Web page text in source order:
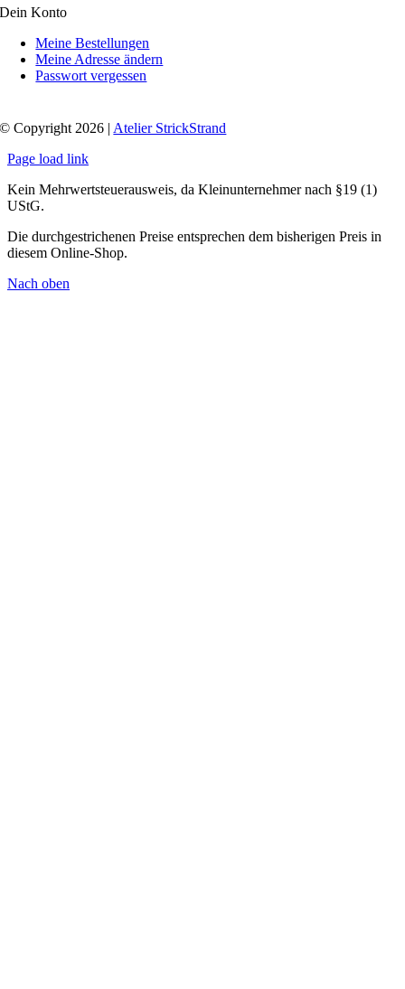
Dein Konto
Meine Bestellungen
Meine Adresse ändern
Passwort vergessen
© Copyright 2026 | Atelier StrickStrand
Page load link
Kein Mehrwertsteuerausweis, da Kleinunternehmer nach §19 (1)
UStG.
Die durchgestrichenen Preise entsprechen dem bisherigen Preis in
diesem Online-Shop.
Nach oben